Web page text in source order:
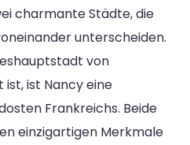
charmante Städte, die
unterscheiden.
von
ist Nancy eine
Frankreichs. Beide
einzigartigen Merkmale